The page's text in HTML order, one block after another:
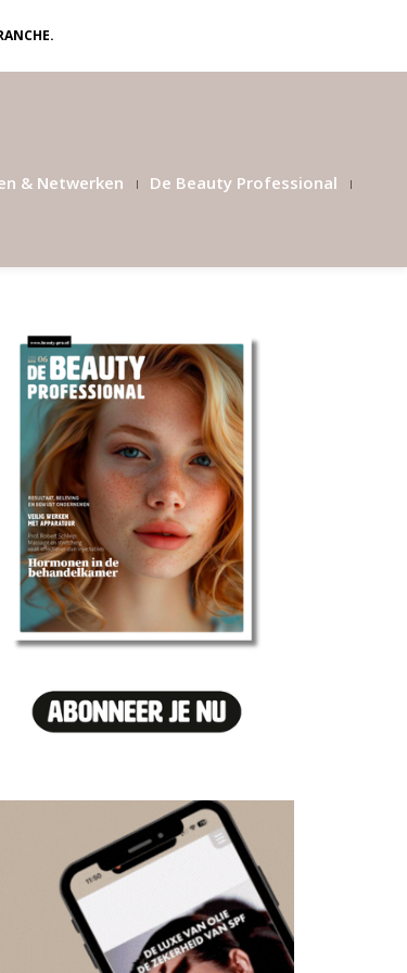
& Netwerken De Beauty Professional